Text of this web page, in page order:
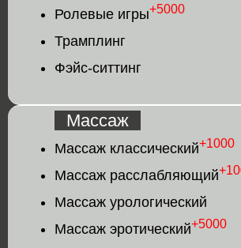
Ролевые игры+5000
Трамплинг
Фэйс-ситтинг
Массаж
Массаж классический+1000
Массаж расслабляющий
Массаж урологический
Массаж эротический+5000